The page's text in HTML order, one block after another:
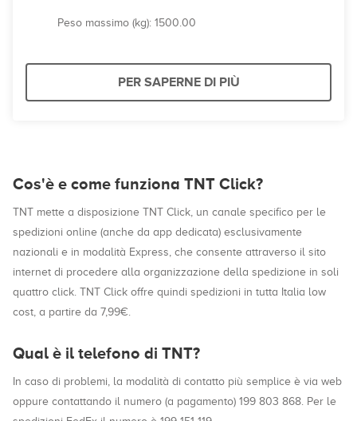
Peso massimo (kg): 1500.00
PER SAPERNE DI PIÙ
Cos'è e come funziona TNT Click?
TNT mette a disposizione TNT Click, un canale specifico per le
spedizioni online (anche da app dedicata) esclusivamente
nazionali e in modalità Express, che consente attraverso il sito
internet di procedere alla organizzazione della spedizione in soli
quattro click. TNT Click offre quindi spedizioni in tutta Italia low
cost, a partire da 7,99€.
Qual è il telefono di TNT?
In caso di problemi, la modalità di contatto più semplice è via web
oppure contattando il numero (a pagamento) 199 803 868. Per le